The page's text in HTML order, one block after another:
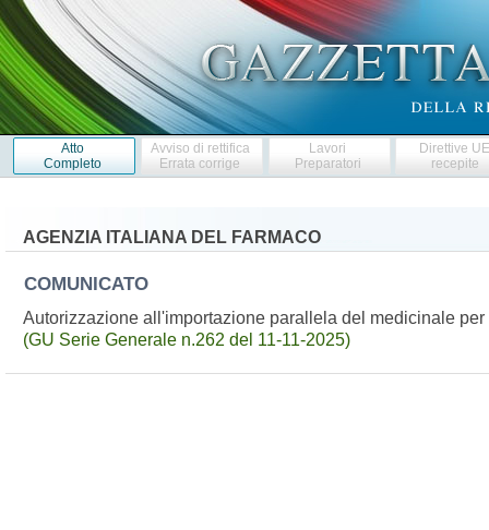
Atto
Completo
Avviso di rettifica
Errata corrige
Lavori
Preparatori
Direttive
recepite
AGENZIA ITALIANA DEL FARMACO
COMUNICATO
Autorizzazione all'importazione parallela del medicinale
(GU Serie Generale n.262 del 11-11-2025)